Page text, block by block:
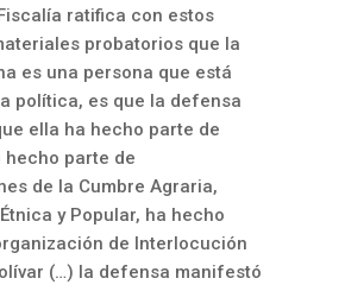
ratifica con estos
probatorios que la
es una persona que está
política, es que la defensa
ella ha hecho parte de
hecho parte de
de la Cumbre Agraria,
y Popular, ha hecho
de Interlocución
(…) la defensa manifestó